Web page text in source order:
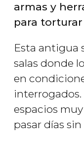
armas y
para
Esta antigua
salas donde
en
espacios
pasar días